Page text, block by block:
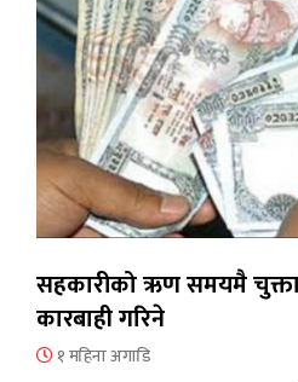
सहकारीको ऋण समयमै
कारबाही गरिने
१ महिना अगाडि